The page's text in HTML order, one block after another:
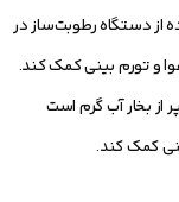
از دستگاه رطوبت‌ساز در
و تورم بینی کمک کند.
از بخار آب گرم است
کمک کند.